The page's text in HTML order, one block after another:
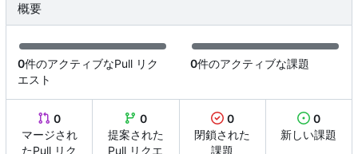
概要
0件のアクティブなPull リク
エスト
0件のアクティブな課題
0
マージされ
たPull リク
0
提案された
Pull リクエ
0
閉鎖された
課題
0
新しい課題